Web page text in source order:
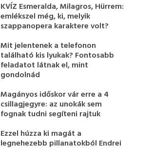
KVÍZ Esmeralda, Milagros, Hürrem:
emlékszel még, ki, melyik
szappanopera karaktere volt?
Mit jelentenek a telefonon
található kis lyukak? Fontosabb
feladatot látnak el, mint
gondolnád
Magányos időskor vár erre a 4
csillagjegyre: az unokák sem
fognak tudni segíteni rajtuk
Ezzel húzza ki magát a
legnehezebb pillanatokból Endrei